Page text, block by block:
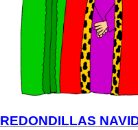
REDONDILLAS